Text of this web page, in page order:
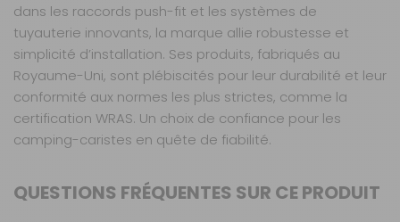
dans les raccords push-fit et les systèmes de
tuyauterie innovants, la marque allie robustesse et
simplicité d’installation. Ses produits, fabriqués au
Royaume-Uni, sont plébiscités pour leur durabilité et leur
conformité aux normes les plus strictes, comme la
certification WRAS. Un choix de confiance pour les
camping-caristes en quête de fiabilité.
QUESTIONS FRÉQUENTES SUR CE PRODUIT